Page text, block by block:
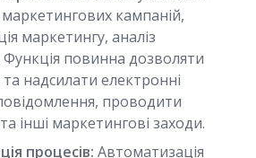
кампаній,
маркетингу, аналіз
Функція повинна дозволяти
надсилати електронні
проводити
інші маркетингові заходи.
процесів: Автоматизація